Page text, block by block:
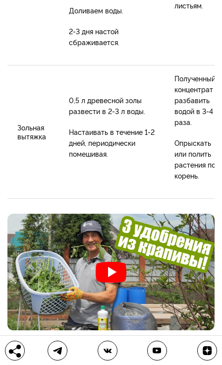
Доливаем воды.
2-3 дня настой
сбраживается.
листьям.
Зольная
вытяжка
0,5 л древесной золы
развести в 2-3 л воды.
Настаивать в течение 1-2
дней, периодически
помешивая.
Полученный
концентрат
разбавить
водой в 3-4
раза.
Опрыскать
или полить
растения под
корень.